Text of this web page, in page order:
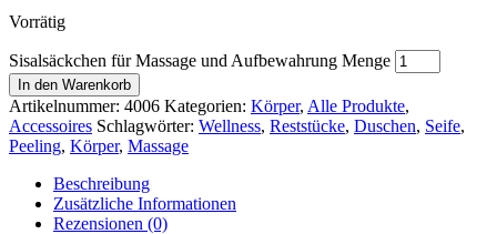
Vorrätig
Sisalsäckchen für Massage und Aufbewahrung Menge
In den Warenkorb
Artikelnummer: 4006 Kategorien: Körper, Alle Produkte,
Accessoires Schlagwörter: Wellness, Reststücke, Duschen, Seife,
Peeling, Körper, Massage
Beschreibung
Zusätzliche Informationen
Rezensionen (0)